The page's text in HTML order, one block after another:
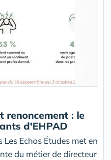
renoncement : le
d'EHPAD
Echos Études met en
du métier de directeur